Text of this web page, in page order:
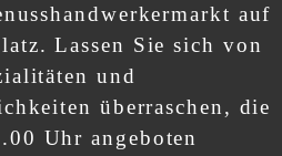
auf
Lassen Sie sich von
und
überraschen, die
Uhr angeboten